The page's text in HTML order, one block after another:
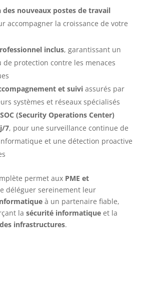
nouveaux postes de travail
accompagner la croissance de votre
inclus, garantissant un
de protection contre les menaces
et suiviassurés par
systèmes et réseaux spécialisés
(Security Operations Center)
7, pour une surveillance continue de
et une détection proactive
permet aux PME et
déléguer sereinement leur
à un partenaire fiable,
la sécurité informatiqueet la
infrastructures.